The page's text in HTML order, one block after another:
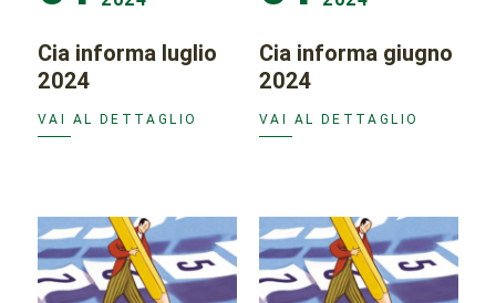
Cia informa luglio
2024
VAI AL DETTAGLIO
Cia informa giugno
2024
VAI AL DETTAGLIO